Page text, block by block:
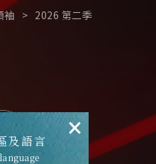
袖 2026 第二季
×
及語言